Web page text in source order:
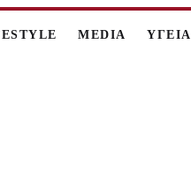
MEDIA ΥΓΕΙΑ